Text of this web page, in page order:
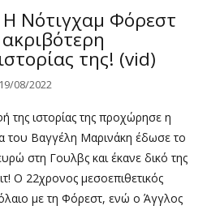
Νότιγχαμ Φόρεστ
της! (vid)
19/08/2022
της ιστορίας της προχώρησε η
του Βαγγέλη Μαρινάκη έδωσε το
στη Γουλβς και έκανε δικό της
Ο 22χρονος μεσοεπιθετικός
με τη Φόρεστ, ενώ ο Άγγλος